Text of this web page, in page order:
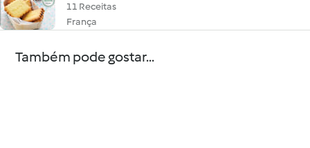
11 Receitas
França
Também pode gostar...